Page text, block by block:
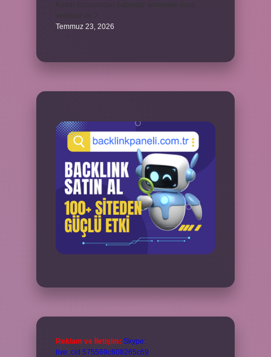
Temmuz 23, 2026
Reklam ve İletişim: Skype:
live:.cid.575569c608265c69